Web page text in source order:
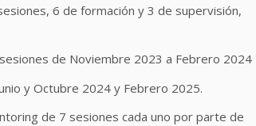
6 de formación y 3 de supervisión,
de Noviembre 2023 a Febrero 2024
y Octubre 2024 y Febrero 2025.
de 7 sesiones cada uno por parte de